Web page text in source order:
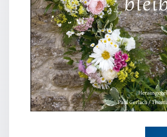
Neutral
Urkunden
Sortimente
Neuerscheinungen